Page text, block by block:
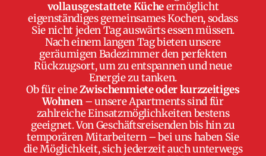
vollausgestattete Kücheermöglicht
eigenständiges gemeinsames Kochen, sodass
Sie nicht jeden Tag auswärts essen müssen.
Nach einem langen Tag bieten unsere
geräumigen Badezimmer den perfekten
Rückzugsort, um zu entspannen und neue
Energie zu tanken.
Ob für eineZwischenmiete oder kurzzeitiges
Wohnen– unsere Apartments sind für
zahlreiche Einsatzmöglichkeiten bestens
geeignet. Von Geschäftsreisenden bis hin zu
temporären Mitarbeitern – bei uns haben Sie
die Möglichkeit, sich jederzeit auch unterwegs